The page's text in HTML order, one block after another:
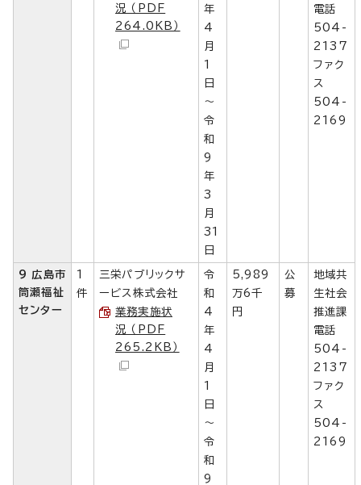
況 （PDF
264.0KB）
年
4
月
1
日
～
令
和
9
年
3
月
31
日
電話
504-
2137
ファク
ス
504-
2169
9 広島市
筒瀬福祉
センター
1
件
三栄パブリックサ
ービス株式会社
業務実施状
況 （PDF
265.2KB）
令
和
4
年
4
月
1
日
～
令
和
9
5,989
万6千
円
公
募
地域共
生社会
推進課
電話
504-
2137
ファク
ス
504-
2169